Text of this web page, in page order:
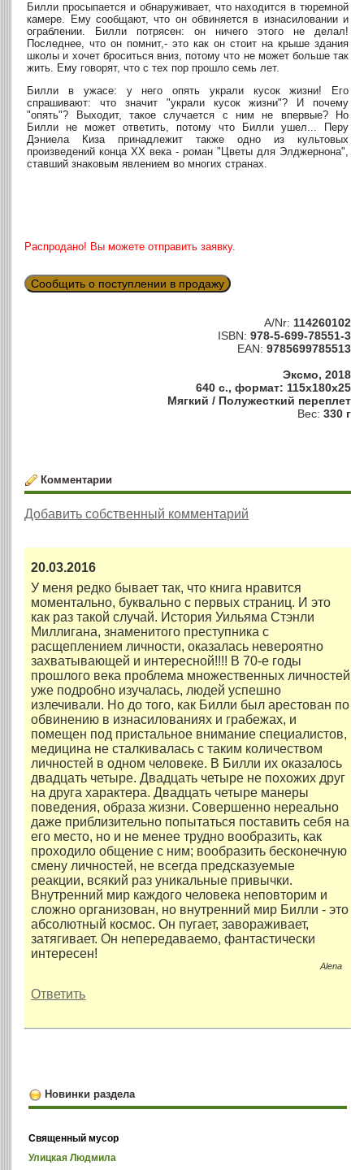
Билли просыпается и обнаруживает, что находится в тюремной
камере. Ему сообщают, что он обвиняется в изнасиловании и
ограблении. Билли потрясен: он ничего этого не делал!
Последнее, что он помнит,- это как он стоит на крыше здания
школы и хочет броситься вниз, потому что не может больше так
жить. Ему говорят, что с тех пор прошло семь лет.
Билли в ужасе: у него опять украли кусок жизни! Его
спрашивают: что значит "украли кусок жизни"? И почему
"опять"? Выходит, такое случается с ним не впервые? Но
Билли не может ответить, потому что Билли ушел... Перу
Дэниела Киза принадлежит также одно из культовых
произведений конца XX века - роман "Цветы для Элджернона",
ставший знаковым явлением во многих странах.
Распродано! Вы можете отправить заявку.
Сообщить о поступлении в продажу
A/Nr: 114260102
ISBN: 978-5-699-78551-3
EAN: 9785699785513
Эксмо, 2018
640 с., формат: 115x180x25
Мягкий / Полужесткий переплет
Вес: 330 г
Комментарии
Добавить собственный комментарий
20.03.2016
У меня редко бывает так, что книга нравится
моментально, буквально с первых страниц. И это
как раз такой случай. История Уильяма Стэнли
Миллигана, знаменитого преступника с
расщеплением личности, оказалась невероятно
захватывающей и интересной!!!! В 70-е годы
прошлого века проблема множественных личностей
уже подробно изучалась, людей успешно
излечивали. Но до того, как Билли был арестован по
обвинению в изнасилованиях и грабежах, и
помещен под пристальное внимание специалистов,
медицина не сталкивалась с таким количеством
личностей в одном человеке. В Билли их оказалось
двадцать четыре. Двадцать четыре не похожих друг
на друга характера. Двадцать четыре манеры
поведения, образа жизни. Совершенно нереально
даже приблизительно попытаться поставить себя на
его место, но и не менее трудно вообразить, как
проходило общение с ним; вообразить бесконечную
смену личностей, не всегда предсказуемые
реакции, всякий раз уникальные привычки.
Внутренний мир каждого человека неповторим и
сложно организован, но внутренний мир Билли - это
абсолютный космос. Он пугает, завораживает,
затягивает. Он непередаваемо, фантастически
интересен!
Alena
Ответить
Новинки раздела
Священный мусор
Улицкая Людмила